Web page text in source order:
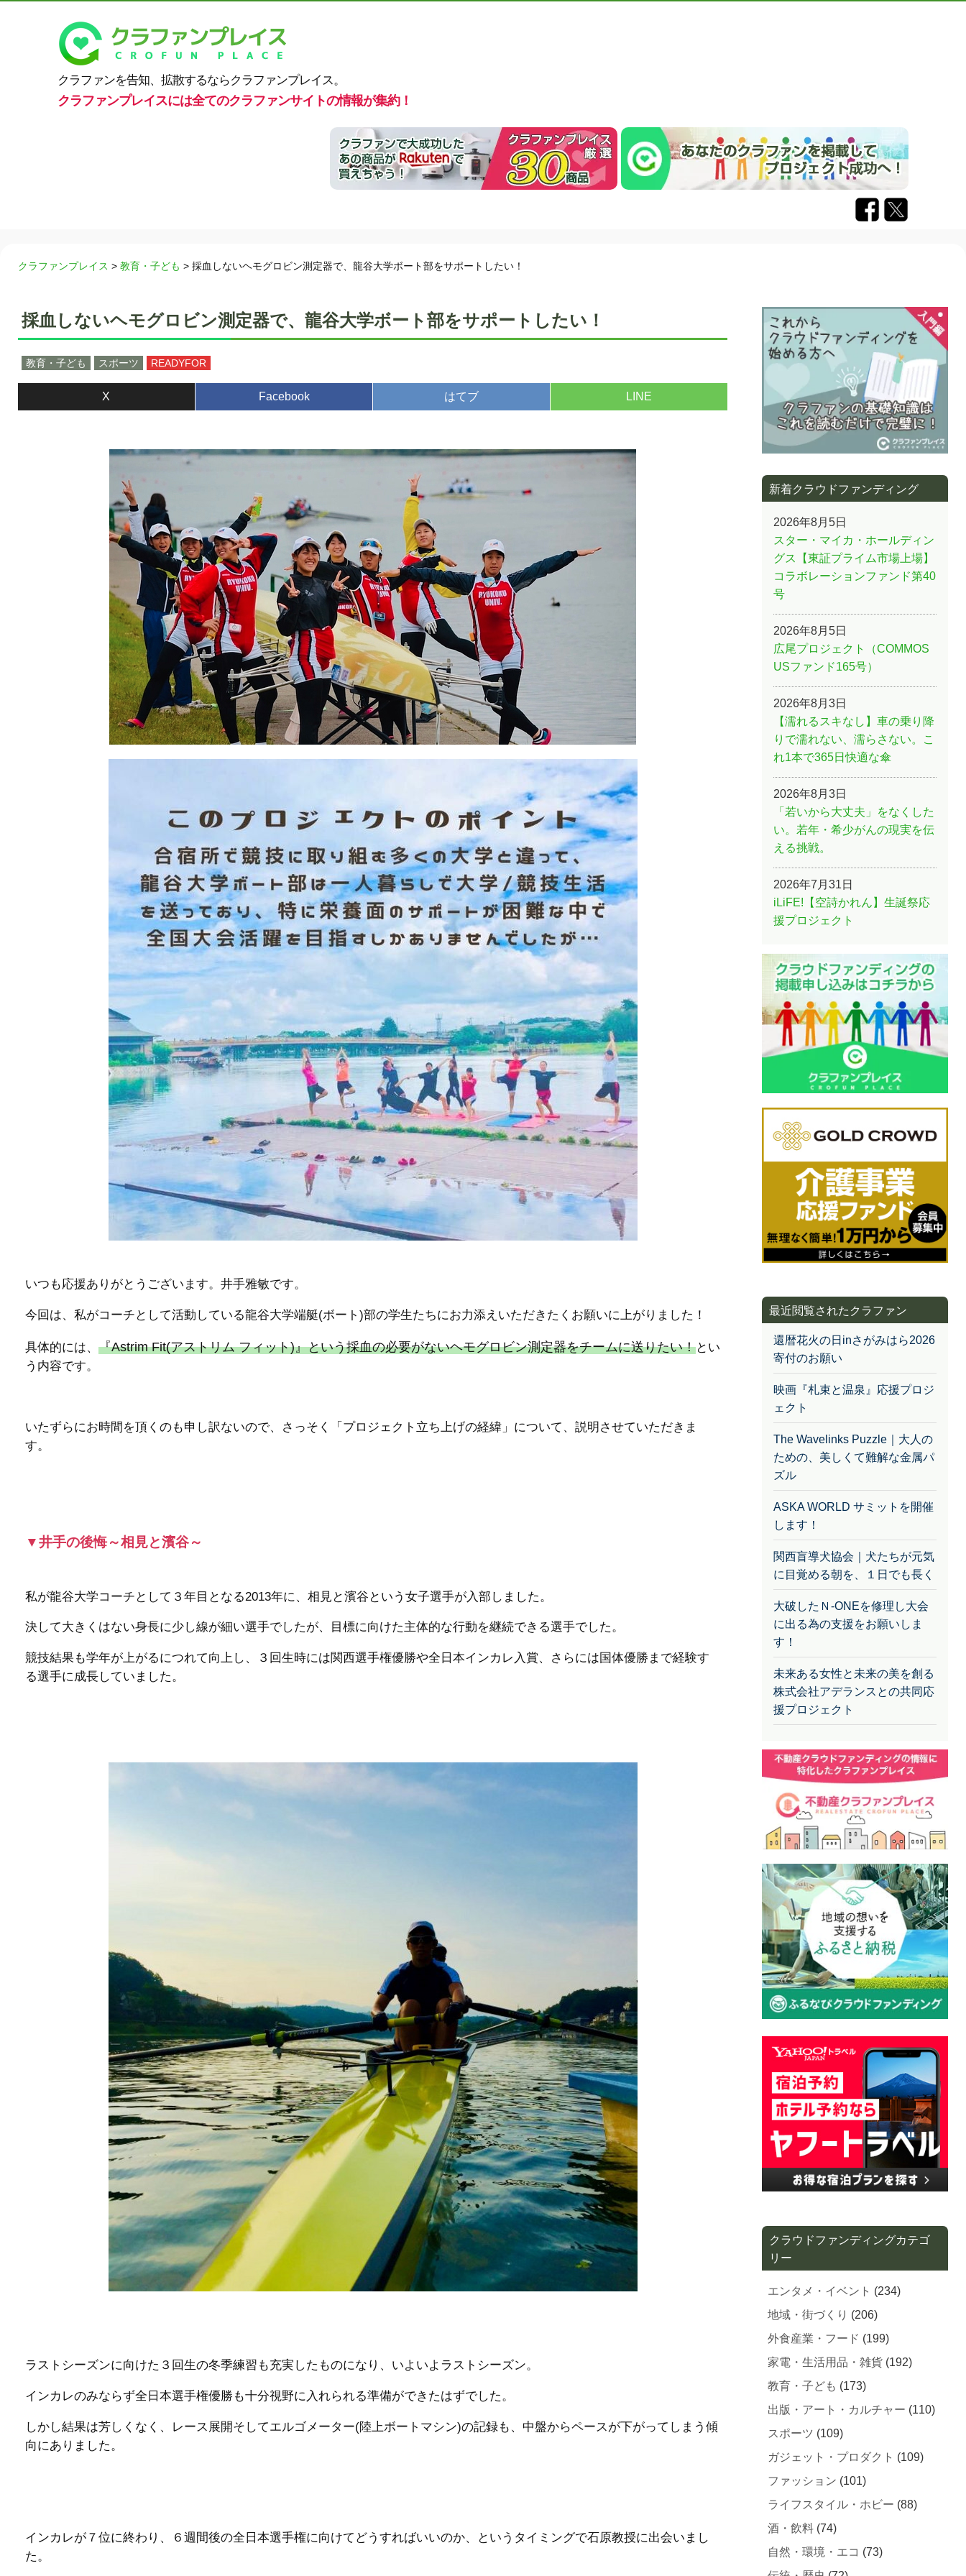
クラファンを告知、拡散するならクラファンプレイス。
クラファンプレイスには全てのクラファンサイトの情報が集約！
クラファンプレイス > 教育・子ども > 採血しないヘモグロビン測定器で、龍谷大学ボート部をサポートしたい！
採血しないヘモグロビン測定器で、龍谷大学ボート部をサポートしたい！
教育・子ども スポーツ READYFOR
X Facebook はてブ LINE
いつも応援ありがとうございます。井手雅敏です。
今回は、私がコーチとして活動している龍谷大学端艇(ボート)部の学生たちにお力添えいただきたくお願いに上がりました！
具体的には、 『Astrim Fit(アストリム フィット)』という採血の必要がないヘモグロビン測定器をチームに送りたい！とい
う内容です。
いたずらにお時間を頂くのも申し訳ないので、さっそく「プロジェクト立ち上げの経緯」について、説明させていただきま
す。
▼井手の後悔～相見と濱谷～
私が龍谷大学コーチとして３年目となる2013年に、相見と濱谷という女子選手が入部しました。
決して大きくはない身長に少し線が細い選手でしたが、目標に向けた主体的な行動を継続できる選手でした。
競技結果も学年が上がるにつれて向上し、３回生時には関西選手権優勝や全日本インカレ入賞、さらには国体優勝まで経験す
る選手に成長していました。
ラストシーズンに向けた３回生の冬季練習も充実したものになり、いよいよラストシーズン。
インカレのみならず全日本選手権優勝も十分視野に入れられる準備ができたはずでした。
しかし結果は芳しくなく、レース展開そしてエルゴメーター(陸上ボートマシン)の記録も、中盤からペースが下がってしまう傾
向にありました。
インカレが７位に終わり、６週間後の全日本選手権に向けてどうすればいいのか、というタイミングで石原教授に出会いまし
た。
新着クラウドファンディング
2026年8月5日
スター・マイカ・ホールディン
グス【東証プライム市場上場】
コラボレーションファンド第40
号
2026年8月5日
広尾プロジェクト（COMMOS
USファンド165号）
2026年8月3日
【濡れるスキなし】車の乗り降
りで濡れない、濡らさない。こ
れ1本で365日快適な傘
2026年8月3日
「若いから大丈夫」をなくした
い。若年・希少がんの現実を伝
える挑戦。
2026年7月31日
iLiFE!【空詩かれん】生誕祭応
援プロジェクト
最近閲覧されたクラファン
還暦花火の日inさがみはら2026
寄付のお願い
映画『札束と温泉』応援プロジ
ェクト
The Wavelinks Puzzle｜大人の
ための、美しくて難解な金属パ
ズル
ASKA WORLD サミットを開催
します！
関西盲導犬協会｜犬たちが元気
に目覚める朝を、１日でも長く
大破したＮ-ONEを修理し大会
に出る為の支援をお願いしま
す！
未来ある女性と未来の美を創る
株式会社アデランスとの共同応
援プロジェクト
クラウドファンディングカテゴ
リー
エンタメ・イベント (234)
地域・街づくり (206)
外食産業・フード (199)
家電・生活用品・雑貨 (192)
教育・子ども (173)
出版・アート・カルチャー (110)
スポーツ (109)
ガジェット・プロダクト (109)
ファッション (101)
ライフスタイル・ホビー (88)
酒・飲料 (74)
自然・環境・エコ (73)